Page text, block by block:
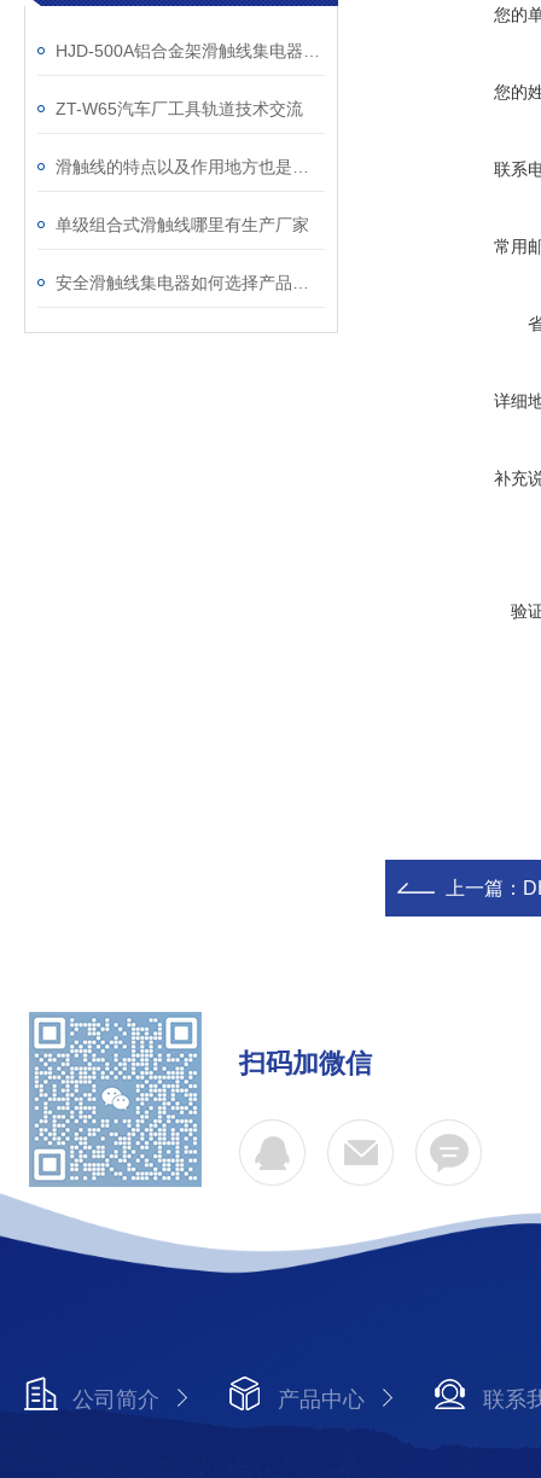
ZT-W65汽车厂工具轨道技术交流
单级组合式滑触线哪里有生产厂家
您的
您的
联系
常用
详细
补充
验
上一篇：
扫码加微信
公司简介 产品中心 联系